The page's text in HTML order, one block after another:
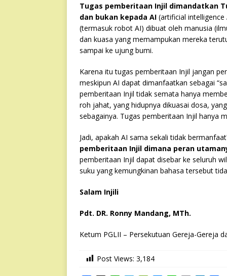
Tugas pemberitaan Injil dimandatkan
dan bukan kepada AI (artificial
(termasuk robot AI) dibuat oleh manusia
dan kuasa yang memampukan mereka
sampai ke ujung bumi.
Karena itu tugas pemberitaan Injil jangan
meskipun AI dapat dimanfaatkan sebagai
pemberitaan Injil tidak semata hanya
roh jahat, yang hidupnya dikuasai dosa,
sebagainya. Tugas pemberitaan Injil hanya
Jadi, apakah AI sama sekali tidak
pemberitaan Injil dimana peran
pemberitaan Injil dapat disebar ke seluruh
suku yang kemungkinan bahasa tersebut
Salam Injili
Pdt. DR. Ronny Mandang, MTh.
Ketum PGLII – Persekutuan Gereja-Gereja
Post Views: 3,184